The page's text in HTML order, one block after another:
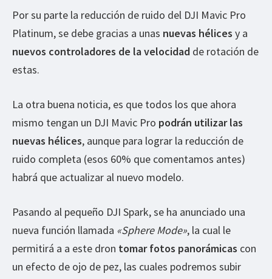
Por su parte la reducción de ruido del DJI Mavic Pro
Platinum, se debe gracias a unas nuevas hélices y a
nuevos controladores de la velocidad de rotación de
estas.
La otra buena noticia, es que todos los que ahora
mismo tengan un DJI Mavic Pro podrán utilizar las
nuevas hélices, aunque para lograr la reducción de
ruido completa (esos 60% que comentamos antes)
habrá que actualizar al nuevo modelo.
Pasando al pequeño DJI Spark, se ha anunciado una
nueva función llamada «Sphere Mode», la cual le
permitirá a a este dron tomar fotos panorámicas con
un efecto de ojo de pez, las cuales podremos subir